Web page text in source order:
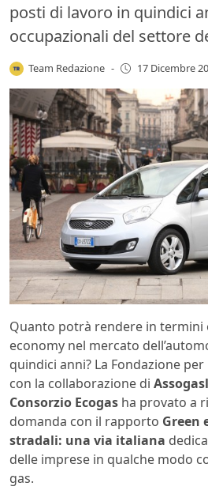
posti di lavoro in quindici
occupazionali del settore
Team Redazione - 17 Dicembre
Quanto potrà rendere in termini
economy nel mercato
quindici anni? La Fondazione
con la collaborazione di
Consorzio Ecogas ha provato a
domanda con il rapporto Green
stradali: una via italiana
delle imprese in qualche modo
gas.